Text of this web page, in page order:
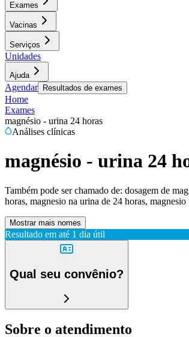
Exames
Vacinas
Serviços
Unidades
Ajuda
Agendar Resultados de exames
Home
Exames
magnésio - urina 24 horas
Análises clínicas
magnésio - urina 24
Também pode ser chamado de: dosagem de
horas, magnesio na urina de 24 horas,
Mostrar mais nomes
Resultado em até 1 dia útil
Qual seu convênio?
Sobre o atendimento